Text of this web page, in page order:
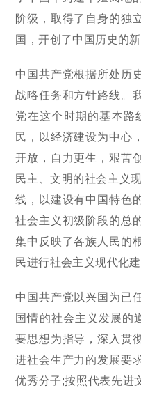
阶级，取得了自身的独
国，开创了中国历史的新
中国共产党根据所处历
战略任务和方针路线。
党在这个时期的基本路
民，以经济建设为中心
开放，自力更生，艰苦
民主、文明的社会主义
线，以建设有中国特色
社会主义初级阶段的总
集中反映了各族人民的
民进行社会主义现代化
中国共产党以兴国为已
国情的社会主义发展的
要思想为指导，深入贯
进社会生产力的发展要
优秀分子;按照代表先进